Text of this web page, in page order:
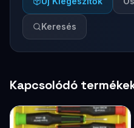
Keresés
Kapcsolódó